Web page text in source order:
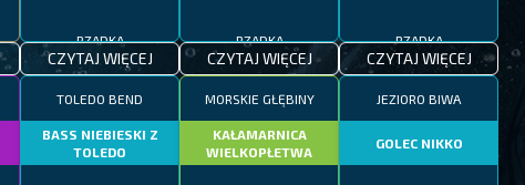
CZYTAJ WIĘCEJ CZYTAJ WIĘCEJ CZYTAJ WIĘCEJ
TOLEDO BEND
BASS NIEBIESKI Z
TOLEDO
MORSKIE GŁĘBINY
KAŁAMARNICA
WIELKOPŁETWA
JEZIORO BIWA
GOLEC NIKKO